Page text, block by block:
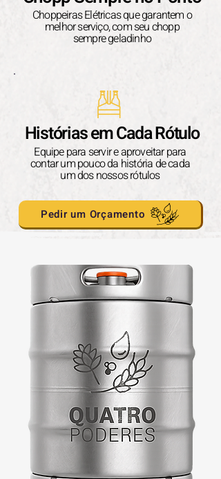
Choppeiras Elétricas que garantem o
melhor serviço, com seu chopp
sempre geladinho
Histórias em Cada Rótulo
Equipe para servir e aproveitar para
contar um pouco da história de cada
um dos nossos rótulos
Pedir um Orçamento